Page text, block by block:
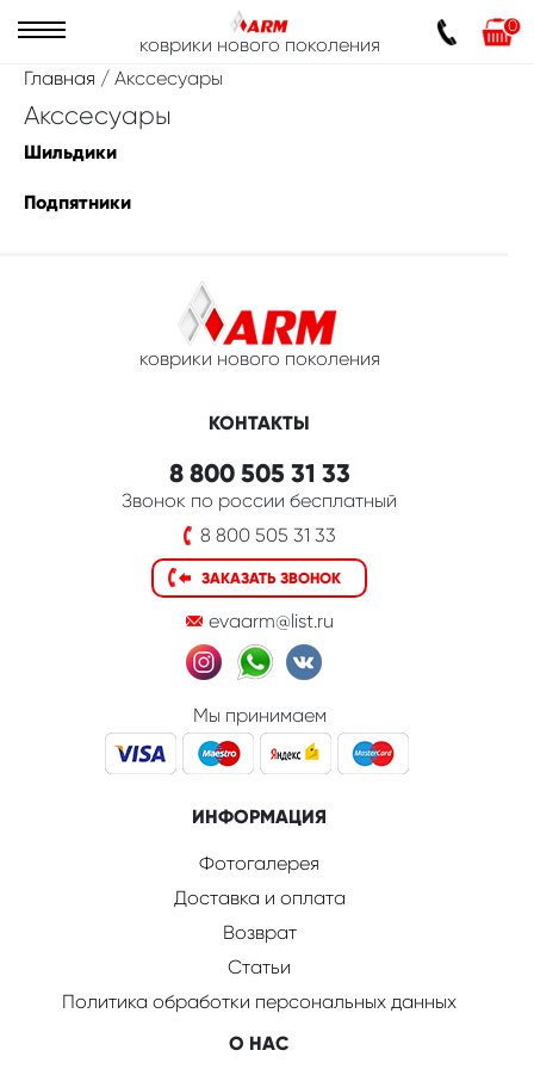
коврики нового поколения
0
Главная / Акссесуары
Акссесуары
Шильдики
Подпятники
коврики нового поколения
КОНТАКТЫ
8 800 505 31 33
Звонок по россии бесплатный
8 800 505 31 33
ЗАКАЗАТЬ ЗВОНОК
evaarm@list.ru
Мы принимаем
ИНФОРМАЦИЯ
Фотогалерея
Доставка и оплата
Возврат
Статьи
Политика обработки персональных данных
О НАС